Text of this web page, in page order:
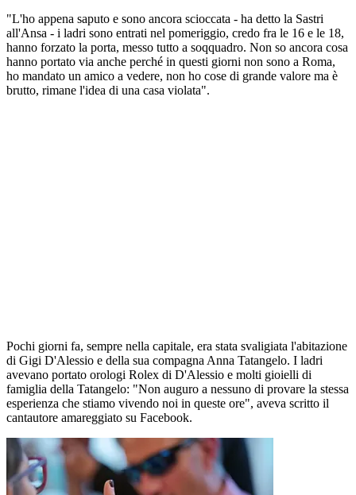
"L'ho appena saputo e sono ancora scioccata - ha detto la Sastri
all'Ansa - i ladri sono entrati nel pomeriggio, credo fra le 16 e le 18,
hanno forzato la porta, messo tutto a soqquadro. Non so ancora cosa
hanno portato via anche perché in questi giorni non sono a Roma,
ho mandato un amico a vedere, non ho cose di grande valore ma è
brutto, rimane l'idea di una casa violata".
Pochi giorni fa, sempre nella capitale, era stata svaligiata l'abitazione
di Gigi D'Alessio e della sua compagna Anna Tatangelo. I ladri
avevano portato orologi Rolex di D'Alessio e molti gioielli di
famiglia della Tatangelo: "Non auguro a nessuno di provare la stessa
esperienza che stiamo vivendo noi in queste ore", aveva scritto il
cantautore amareggiato su Facebook.